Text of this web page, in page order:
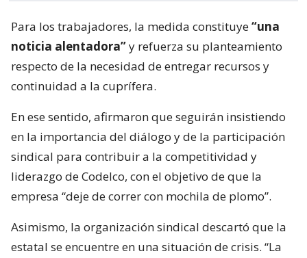
Para los trabajadores, la medida constituye“una
noticia alentadora”y refuerza su planteamiento
respecto de la necesidad de entregar recursos y
continuidad a la cuprífera.
En ese sentido, afirmaron que seguirán insistiendo
en la importancia del diálogo y de la participación
sindical para contribuir a la competitividad y
liderazgo de Codelco, con el objetivo de que la
empresa “deje de correr con mochila de plomo”.
Asimismo, la organización sindical descartó que la
estatal se encuentre en una situación de crisis. “La